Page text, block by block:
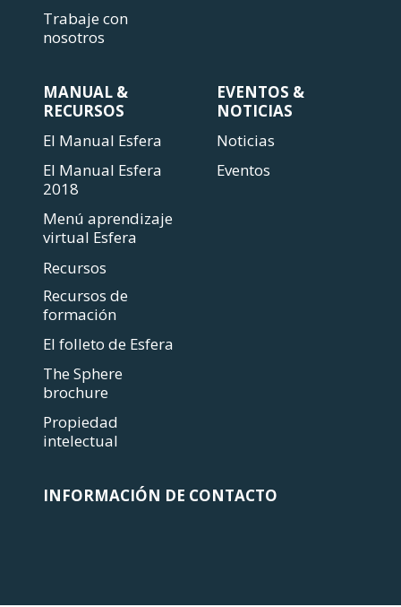
Trabaje con
nosotros
MANUAL &
RECURSOS
El Manual Esfera
El Manual Esfera
2018
Menú aprendizaje
virtual Esfera
Recursos
Recursos de
formación
El folleto de Esfera
The Sphere
brochure
Propiedad
intelectual
EVENTOS &
NOTICIAS
Noticias
Eventos
INFORMACIÓN DE CONTACTO